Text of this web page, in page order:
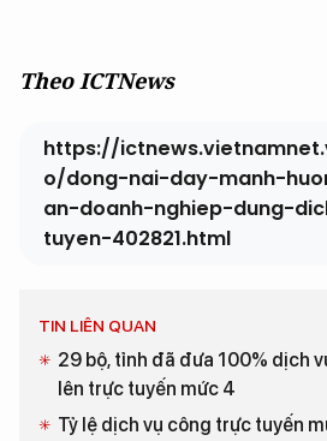
Theo ICTNews
https://
o/dong-nai-day-manh-
an-doanh-nghiep-dung-
tuyen-402821.html
TIN LIÊN QUAN
29 bộ, tỉnh đã đưa 100% dịch
lên trực tuyến mức 4
Tỷ lệ dịch vụ công trực tuyến